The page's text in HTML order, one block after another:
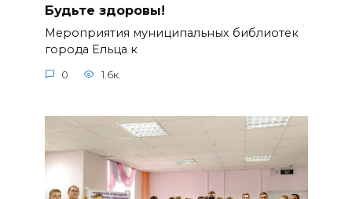
Будьте здоровы!
Мероприятия муниципальных библиотек
города Ельца к
0 1.6к.